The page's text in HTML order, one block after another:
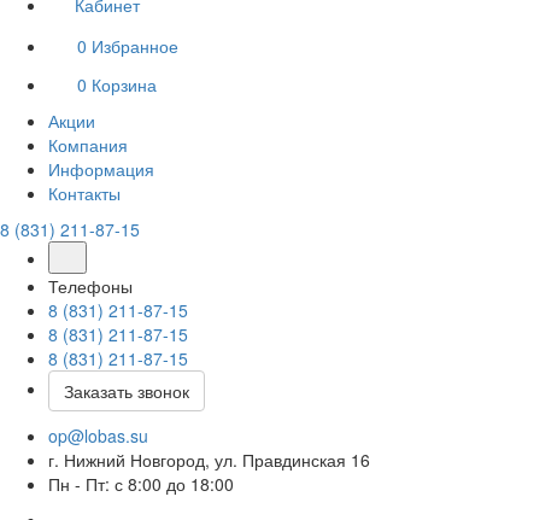
Кабинет
0 Избранное
0 Корзина
Акции
Компания
Информация
Контакты
8 (831) 211-87-15
Телефоны
8 (831) 211-87-15
8 (831) 211-87-15
8 (831) 211-87-15
Заказать звонок
op@lobas.su
г. Нижний Новгород, ул. Правдинская 16
Пн - Пт: с 8:00 до 18:00